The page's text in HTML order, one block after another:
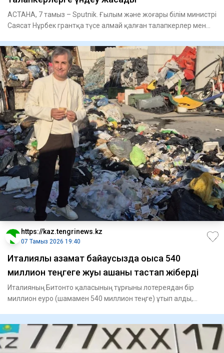
АСТАНА, 7 тамыз – Sputnik. Ғылым және жоғары білім министрі
Саясат Нұрбек грантқа түсе алмай қалған талапкерлер мен
https://kaz.tengrinews.kz
07 Тамыз 2026 19:40
Италиялық азамат байқаусызда қоқысқа 540
миллион теңгеге жуық ақшаны тастап жіберді
Италияның Битонто қаласының тұрғыны лотереядан бір
миллион еуро (шамамен 540 миллион теңге) ұтып алды,